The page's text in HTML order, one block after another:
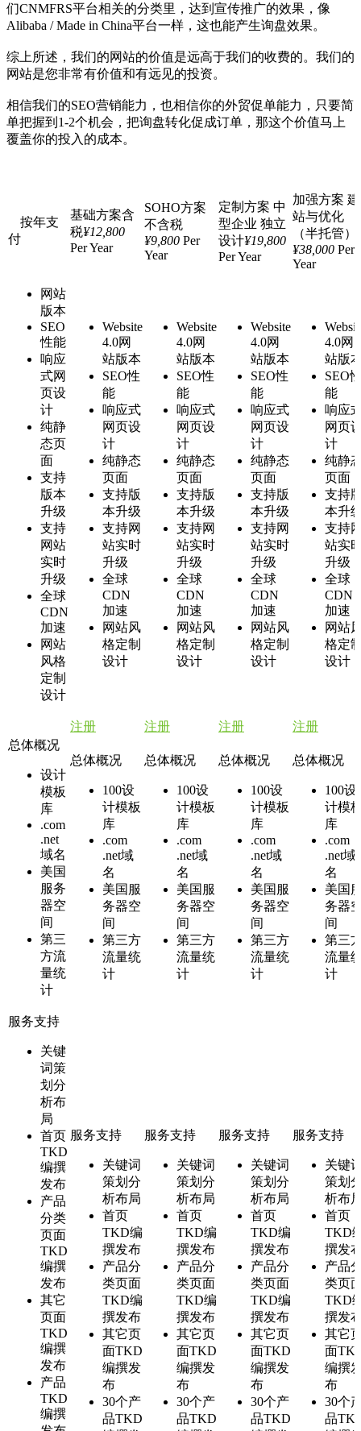
们CNMFRS平台相关的分类里，达到宣传推广的效果，像
Alibaba / Made in China平台一样，这也能产生询盘效果。
综上所述，我们的网站的价值是远高于我们的收费的。我们的
网站是您非常有价值和有远见的投资。
相信我们的SEO营销能力，也相信你的外贸促单能力，只要简
单把握到1-2个机会，把询盘转化促成订单，那这个价值马上
覆盖你的投入的成本。
按年支
付
基础方案含
税¥12,800
Per Year
SOHO方案
不含税
¥9,800 Per
Year
定制方案 中
型企业 独立
设计¥19,800
Per Year
加强方案 建
站与优化
（半托管）
¥38,000 Per
Year
网站
版本
SEO
性能
响应
式网
页设
计
纯静
态页
面
支持
版本
升级
支持
网站
实时
升级
全球
CDN
加速
网站
风格
定制
设计
Website
4.0网
站版本
SEO性
能
响应式
网页设
计
纯静态
页面
支持版
本升级
支持网
站实时
升级
全球
CDN
加速
网站风
格定制
设计
Website
4.0网
站版本
SEO性
能
响应式
网页设
计
纯静态
页面
支持版
本升级
支持网
站实时
升级
全球
CDN
加速
网站风
格定制
设计
Website
4.0网
站版本
SEO性
能
响应式
网页设
计
纯静态
页面
支持版
本升级
支持网
站实时
升级
全球
CDN
加速
网站风
格定制
设计
4.0网
站版
SEO
能
响应
网页
计
纯静
页面
支持
本升
支持
站实
升级
全球
CDN
加速
网站
格定
设计
注册 注册 注册
注册
总体概况
设计
模板
库
.com
.net
域名
美国
服务
器空
间
第三
方流
量统
计
总体概况
100设
计模板
库
.com
.net域
名
美国服
务器空
间
第三方
流量统
计
总体概况
100设
计模板
库
.com
.net域
名
美国服
务器空
间
第三方
流量统
计
总体概况
100设
计模板
库
.com
.net域
名
美国服
务器空
间
第三方
流量统
计
总体概况
100设
计模
库
.com
.net域
名
美国
务器
间
第三
流量
计
服务支持
关键
词策
划分
析布
局
首页
TKD
编撰
发布
产品
分类
页面
TKD
编撰
发布
其它
页面
TKD
编撰
发布
产品
TKD
编撰
服务支持
关键词
策划分
析布局
首页
TKD编
撰发布
产品分
类页面
TKD编
撰发布
其它页
面TKD
编撰发
布
30个产
品TKD
服务支持
关键词
策划分
析布局
首页
TKD编
撰发布
产品分
类页面
TKD编
撰发布
其它页
面TKD
编撰发
布
30个产
品TKD
服务支持
关键词
策划分
析布局
首页
TKD编
撰发布
产品分
类页面
TKD编
撰发布
其它页
面TKD
编撰发
布
30个产
品TKD
服务支持
关键
策划
析布
首页
TKD
撰发
产品
类页
TKD
撰发
其它
面
编撰
布
30个
品